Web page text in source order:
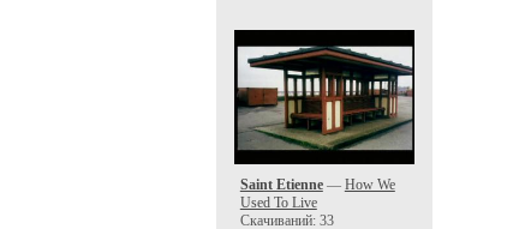
Saint Etienne— How We
Used To Live
Скачиваний: 33